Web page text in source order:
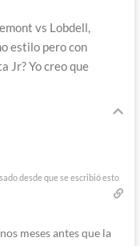
vs Lobdell,
estilo pero con
Jr? Yo creo que
desde que se escribió esto
meses antes que la